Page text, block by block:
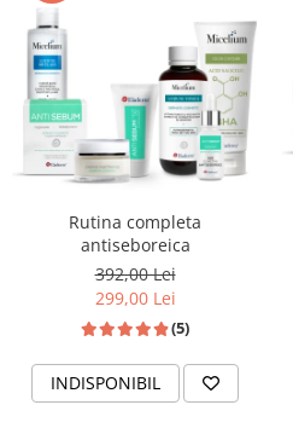
Rutina completa
antiseboreica
392,00 Lei
299,00 Lei
(5)
INDISPONIBIL